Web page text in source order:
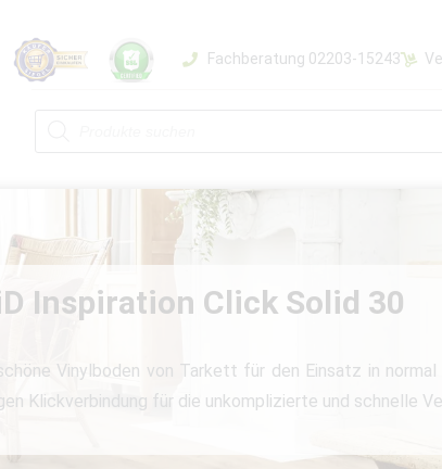
Fachberatung 02203-15243
Inspiration Click Solid 30
Vinylboden von Tarkett für den Einsatz in
Klickverbindung für die unkomplizierte und schnelle